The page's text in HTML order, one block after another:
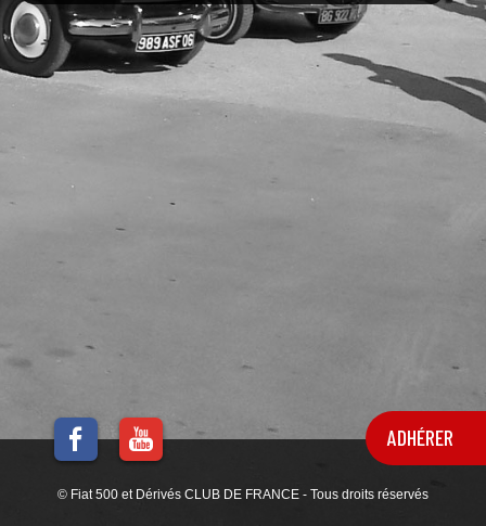
ADHÉRER
© Fiat 500 et Dérivés CLUB DE FRANCE - Tous droits réservés